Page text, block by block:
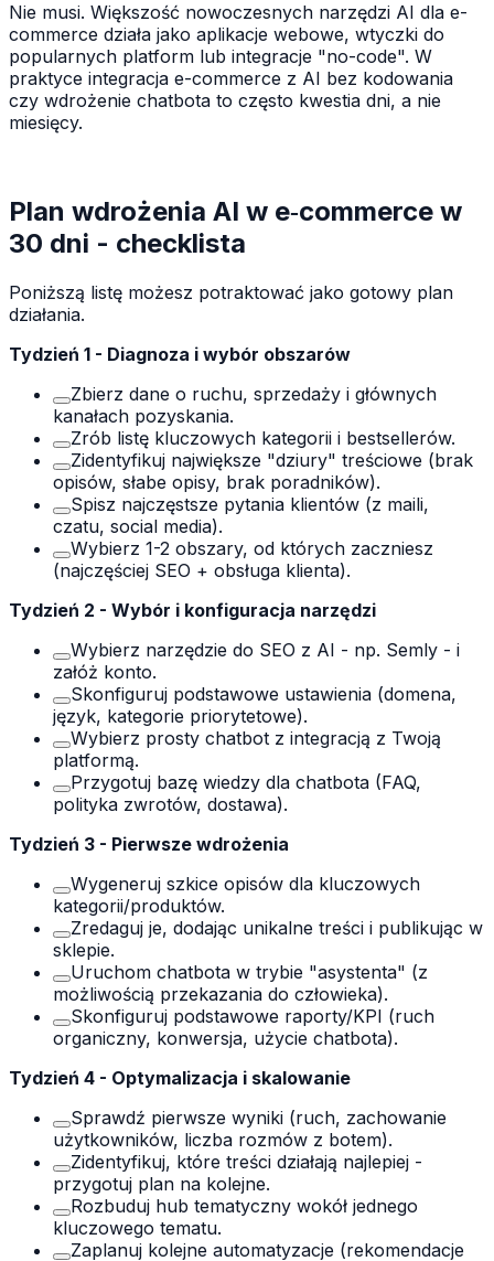
Nie musi. Większość nowoczesnych narzędzi AI dla e-
commerce działa jako aplikacje webowe, wtyczki do
popularnych platform lub integracje "no-code". W
praktyce integracja e-commerce z AI bez kodowania
czy wdrożenie chatbota to często kwestia dni, a nie
miesięcy.
Plan wdrożenia AI w e‑commerce w
30 dni - checklista
Poniższą listę możesz potraktować jako gotowy plan
działania.
Tydzień 1 - Diagnoza i wybór obszarów
Zbierz dane o ruchu, sprzedaży i głównych
kanałach pozyskania.
Zrób listę kluczowych kategorii i bestsellerów.
Zidentyfikuj największe "dziury" treściowe (brak
opisów, słabe opisy, brak poradników).
Spisz najczęstsze pytania klientów (z maili,
czatu, social media).
Wybierz 1-2 obszary, od których zaczniesz
(najczęściej SEO + obsługa klienta).
Tydzień 2 - Wybór i konfiguracja narzędzi
Wybierz narzędzie do SEO z AI - np. Semly - i
załóż konto.
Skonfiguruj podstawowe ustawienia (domena,
język, kategorie priorytetowe).
Wybierz prosty chatbot z integracją z Twoją
platformą.
Przygotuj bazę wiedzy dla chatbota (FAQ,
polityka zwrotów, dostawa).
Tydzień 3 - Pierwsze wdrożenia
Wygeneruj szkice opisów dla kluczowych
kategorii/produktów.
Zredaguj je, dodając unikalne treści i publikując w
sklepie.
Uruchom chatbota w trybie "asystenta" (z
możliwością przekazania do człowieka).
Skonfiguruj podstawowe raporty/KPI (ruch
organiczny, konwersja, użycie chatbota).
Tydzień 4 - Optymalizacja i skalowanie
Sprawdź pierwsze wyniki (ruch, zachowanie
użytkowników, liczba rozmów z botem).
Zidentyfikuj, które treści działają najlepiej -
przygotuj plan na kolejne.
Rozbuduj hub tematyczny wokół jednego
kluczowego tematu.
Zaplanuj kolejne automatyzacje (rekomendacje